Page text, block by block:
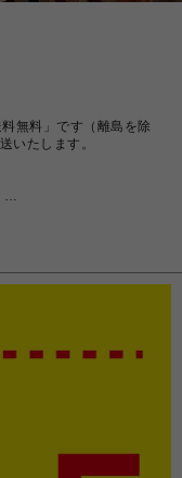
無料」です（離島を除
いたします。
しかねますので、ご了
のメールをいただいても